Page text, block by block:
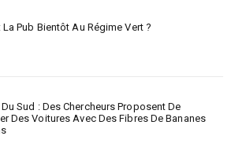
La Pub Bientôt Au Régime Vert ?
Sud : Des Chercheurs Proposent De
Des Voitures Avec Des Fibres De Bananes